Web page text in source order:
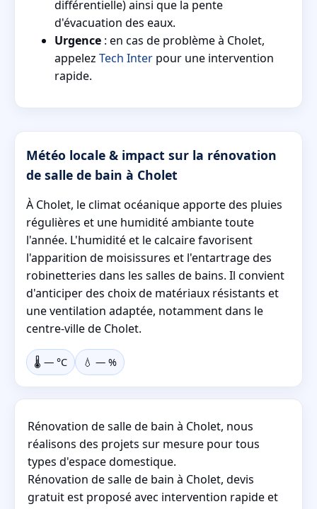
différentielle) ainsi que la pente
d'évacuation des eaux.
Urgence : en cas de problème à Cholet,
appelez Tech Inter pour une intervention
rapide.
Météo locale & impact sur la rénovation
de salle de bain à Cholet
À Cholet, le climat océanique apporte des pluies
régulières et une humidité ambiante toute
l'année. L'humidité et le calcaire favorisent
l'apparition de moisissures et l'entartrage des
robinetteries dans les salles de bains. Il convient
d'anticiper des choix de matériaux résistants et
une ventilation adaptée, notamment dans le
centre-ville de Cholet.
🌡️ — °C 💧 — %
Rénovation de salle de bain à Cholet, nous
réalisons des projets sur mesure pour tous
types d'espace domestique.
Rénovation de salle de bain à Cholet, devis
gratuit est proposé avec intervention rapide et